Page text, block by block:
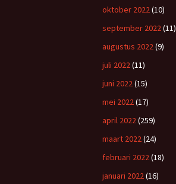
oktober 2022(10)
september 2022(11)
augustus 2022(9)
juli 2022(11)
juni 2022(15)
mei 2022(17)
april 2022(259)
maart 2022(24)
februari 2022(18)
januari 2022(16)